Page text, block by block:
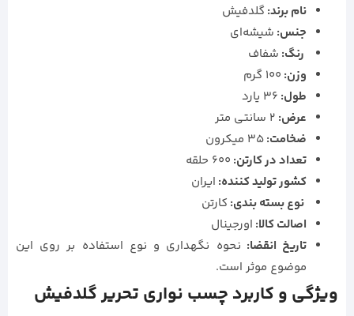
نام برند: گلدفیش
جنس: شیشه‌ای
رنگ: شفاف
وزن: 100 گرم
طول: 36 یارد
عرض:
ضخامت:35 میکرون
تعداد در کارتن: 600 حلقه
كشور توليد كننده: ایران
نوع بسته بندی: کارتن
اصالت کالا: اورجینال
تاریخ انقضا: نحوه نگهداری و نوع استفاده بر روی این
موضوع موثر است.
ویژگی و کاربرد چسب نواری تحریر گلدفیش